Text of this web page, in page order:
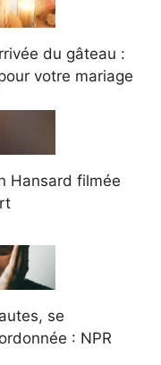
du gâteau :
votre mariage
Hansard filmée
se
: NPR